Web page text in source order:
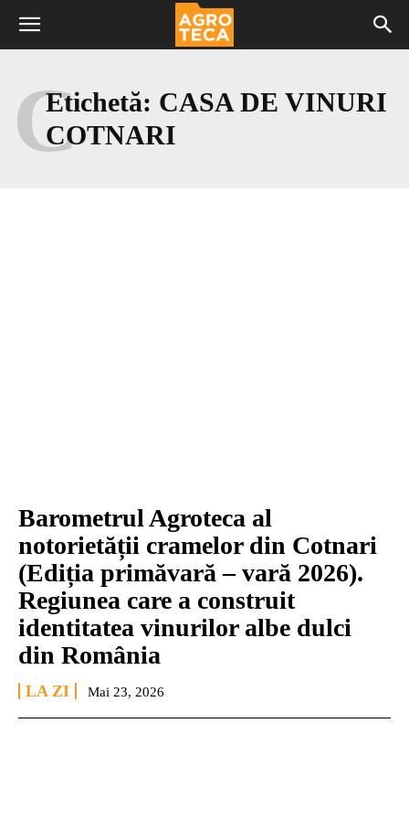
Etichetă: CASA DE VINURI
COTNARI
C
Barometrul Agroteca al
notorietății cramelor din Cotnari
(Ediția primăvară – vară 2026).
Regiunea care a construit
identitatea vinurilor albe dulci
din România
LA ZI Mai 23, 2026